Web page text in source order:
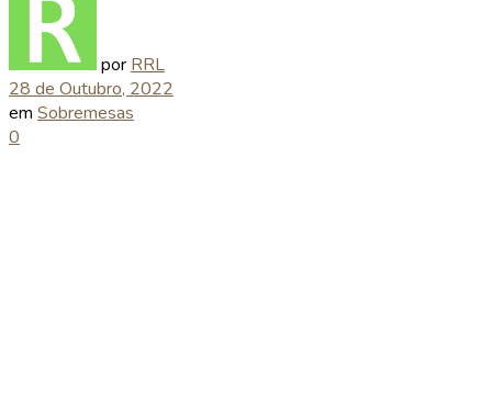
por RRL
28 de Outubro, 2022
em Sobremesas
0